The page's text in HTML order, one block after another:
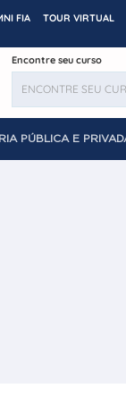
FIA TOUR VIRTUAL
Encontre seu curso
PÚBLICA E